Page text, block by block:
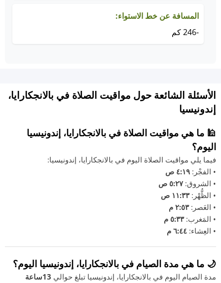
المسافة عن خط الاستواء:
-246 كم
الأسئلة الشائعة حول مواقيت الصلاة في بالانجكارايا،
إندونيسيا
🕌 ما هي مواقيت الصلاة في بالانجكارايا، إندونيسيا
اليوم؟
فيما يلي مواقيت الصلاة اليوم في بالانجكارايا، إندونيسيا:
• الفجْر: ٤:١٩ ص
• الشروق:٥:٢٧ ص
• الظُّهْر:١١:٣٣ ص
• العَصر:٢:٥٣ م
• المَغرب:٥:٣٣ م
• العِشاء: ٦:٤٤ م
🌙 ما هي مدة الصيام في بالانجكارايا، إندونيسيا اليوم؟
مدة الصيام اليوم في بالانجكارايا، إندونيسيا تبلغ حوالي
13ساعة